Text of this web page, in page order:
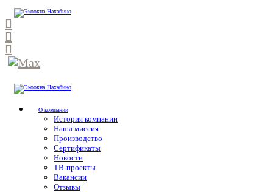
О компании
История компании
Наша миссия
Производство
Сертификаты
Новости
ТВ-проекты
Вакансии
Отзывы